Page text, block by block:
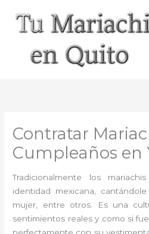
contenido
Contratar
Cumpleaños en
Tradicionalmente los
identidad mexicana,
mujer, entre otros. Es una
sentimientos reales y como si